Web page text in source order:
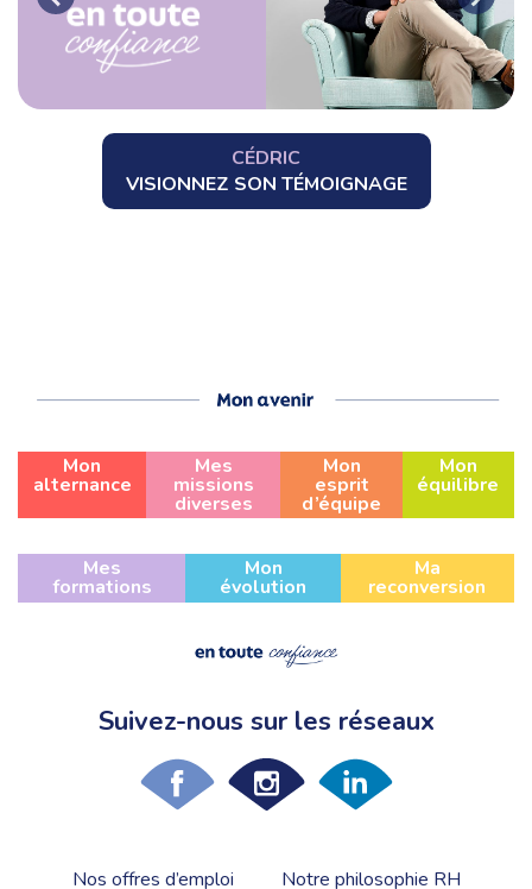
CÉDRIC
VISIONNEZ SON TÉMOIGNAGE
Mon
alternance
Mes
missions
diverses
Mon
esprit
d’équipe
Mon
équilibre
Mes
formations
Mon
évolution
Ma
reconversion
Suivez-nous sur les réseaux
Nos offres d’emploi Notre philosophie RH